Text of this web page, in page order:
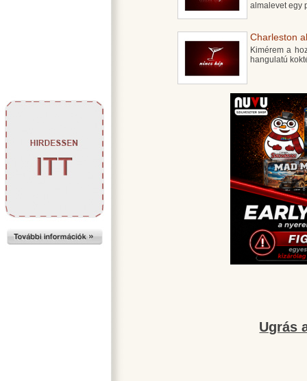
almalevet egy
Charleston
Kimérem a
hangulatú
Ugrás